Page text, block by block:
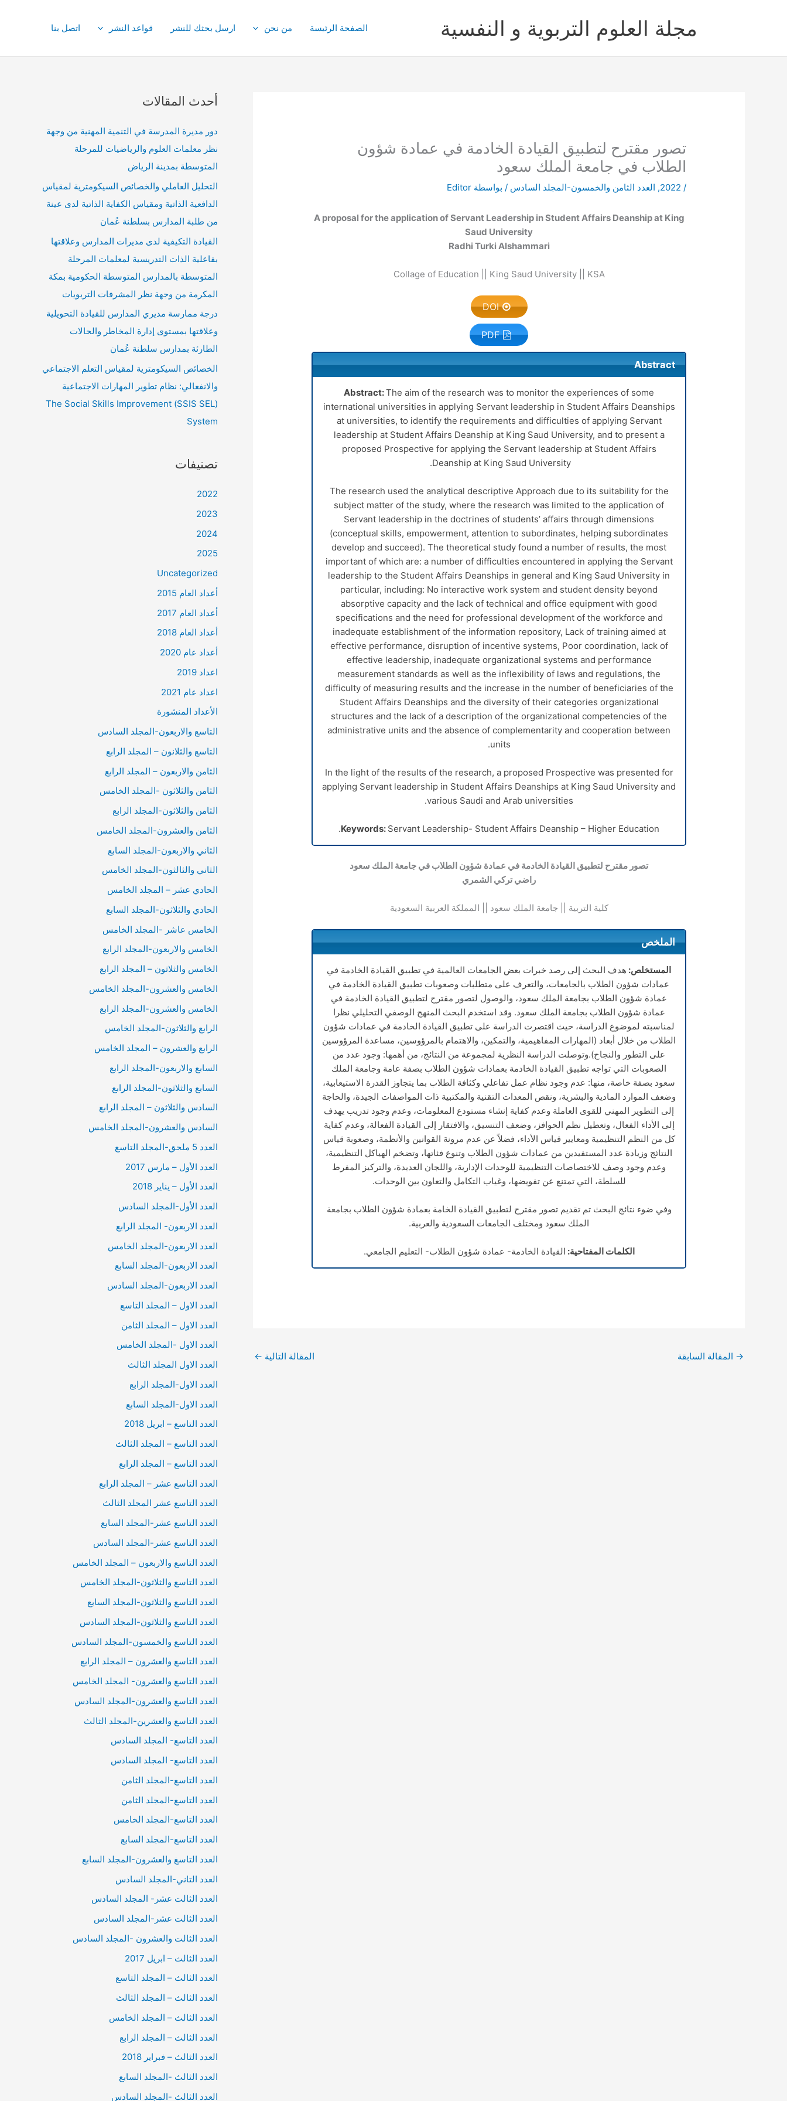
مجلة العلوم التربوية و النفسية الصفحة الرئيسة من نحن ارسل بحثك للنشر قواعد النشر اتصل بنا
تصور مقترح لتطبيق القيادة الخادمة في عمادة شؤون
الطلاب في جامعة الملك سعود
/
2022
, العدد الثامن والخمسون-المجلد السادس / بواسطة Editor
A proposal for the application of Servant Leadership in Student Affairs Deanship at King
Saud University
Radhi Turki Alshammari
Collage of Education || King Saud University || KSA
DOI
PDF
Abstract
Abstract:The aim of the research was to monitor the experiences of some
international universities in applying Servant leadership in Student Affairs Deanships
at universities, to identify the requirements and difficulties of applying Servant
leadership at Student Affairs Deanship at King Saud University, and to present a
proposed Prospective for applying the Servant leadership at Student Affairs
Deanship at King Saud University.
The research used the analytical descriptive Approach due to its suitability for the
subject matter of the study, where the research was limited to the application of
Servant leadership in the doctrines of students’ affairs through dimensions
(conceptual skills, empowerment, attention to subordinates, helping subordinates
develop and succeed). The theoretical study found a number of results, the most
important of which are: a number of difficulties encountered in applying the Servant
leadership to the Student Affairs Deanships in general and King Saud University in
particular, including: No interactive work system and student density beyond
absorptive capacity and the lack of technical and office equipment with good
specifications and the need for professional development of the workforce and
inadequate establishment of the information repository, Lack of training aimed at
effective performance, disruption of incentive systems, Poor coordination, lack of
effective leadership, inadequate organizational systems and performance
measurement standards as well as the inflexibility of laws and regulations, the
difficulty of measuring results and the increase in the number of beneficiaries of the
Student Affairs Deanships and the diversity of their categories organizational
structures and the lack of a description of the organizational competencies of the
administrative units and the absence of complementarity and cooperation between
units.
In the light of the results of the research, a proposed Prospective was presented for
applying Servant leadership in Student Affairs Deanships at King Saud University and
various Saudi and Arab universities.
Keywords: Servant Leadership- Student Affairs Deanship – Higher Education.
تصور مقترح لتطبيق القيادة الخادمة في عمادة شؤون الطلاب في جامعة الملك سعود
راضي تركي الشمري
كلية التربية || جامعة الملك سعود || المملكة العربية السعودية
الملخص
المستخلص: هدف البحث إلى رصد خبرات بعض الجامعات العالمية في تطبيق القيادة الخادمة في
عمادات شؤون الطلاب بالجامعات، والتعرف على متطلبات وصعوبات تطبيق القيادة الخادمة في
عمادة شؤون الطلاب بجامعة الملك سعود، والوصول لتصور مقترح لتطبيق القيادة الخادمة في
عمادة شؤون الطلاب بجامعة الملك سعود. وقد استخدم البحث المنهج الوصفي التحليلي نظرا
لمناسبته لموضوع الدراسة، حيث اقتصرت الدراسة على تطبيق القيادة الخادمة في عمادات شؤون
الطلاب من خلال أبعاد (المهارات المفاهيمية، والتمكين، والاهتمام بالمرؤوسين، مساعدة المرؤوسين
على التطور والنجاح).وتوصلت الدراسة النظرية لمجموعة من النتائج، من أهمها: وجود عدد من
الصعوبات التي تواجه تطبيق القيادة الخادمة بعمادات شؤون الطلاب بصفة عامة وجامعة الملك
سعود بصفة خاصة، منها: عدم وجود نظام عمل تفاعلي وكثافة الطلاب بما يتجاوز القدرة الاستيعابية،
وضعف الموارد المادية والبشرية، ونقص المعدات التقنية والمكتبية ذات المواصفات الجيدة، والحاجة
إلى التطوير المهني للقوى العاملة وعدم كفاية إنشاء مستودع المعلومات، وعدم وجود تدريب يهدف
إلى الأداء الفعال، وتعطيل نظم الحوافز، وضعف التنسيق، والافتقار إلى القيادة الفعالة، وعدم كفاية
كل من النظم التنظيمية ومعايير قياس الأداء، فضلاً عن عدم مرونة القوانين والأنظمة، وصعوبة قياس
النتائج وزيادة عدد المستفيدين من عمادات شؤون الطلاب وتنوع فئاتها، وتضخم الهياكل التنظيمية،
وعدم وجود وصف للاختصاصات التنظيمية للوحدات الإدارية، واللجان العديدة، والتركيز المفرط
للسلطة، التي تمتنع عن تفويضها، وغياب التكامل والتعاون بين الوحدات.
وفي ضوء نتائج البحث تم تقديم تصور مقترح لتطبيق القيادة الخامة بعمادة شؤون الطلاب بجامعة
الملك سعود ومختلف الجامعات السعودية والعربية.
الكلمات المفتاحية: القيادة الخادمة- عمادة شؤون الطلاب- التعليم الجامعي.
→ المقالة السابقة المقالة التالية ←
أحدث المقالات
دور مديرة المدرسة في التنمية المهنية من وجهة
نظر معلمات العلوم والرياضيات للمرحلة
المتوسطة بمدينة الرياض
التحليل العاملي والخصائص السيكومترية لمقياس
الدافعية الذاتية ومقياس الكفاية الذاتية لدى عينة
من طلبة المدارس بسلطنة عُمان
القيادة التكيفية لدى مديرات المدارس وعلاقتها
بفاعلية الذات التدريسية لمعلمات المرحلة
المتوسطة بالمدارس المتوسطة الحكومية بمكة
المكرمة من وجهة نظر المشرفات التربويات
درجة ممارسة مديري المدارس للقيادة التحويلية
وعلاقتها بمستوى إدارة المخاطر والحالات
الطارئة بمدارس سلطنة عُمان
الخصائص السيكومترية لمقياس التعلم الاجتماعي
والانفعالي: نظام تطوير المهارات الاجتماعية
(SSIS SEL) The Social Skills Improvement
System
تصنيفات
2022
2023
2024
2025
Uncategorized
أعداد العام 2015
أعداد العام 2017
أعداد العام 2018
أعداد عام 2020
اعداد 2019
اعداد عام 2021
الأعداد المنشورة
التاسع والاربعون-المجلد السادس
التاسع والثلانون – المجلد الرابع
الثامن والاربعون – المجلد الرابع
الثامن والثلاثون -المجلد الخامس
الثامن والثلاثون-المجلد الرابع
الثامن والعشرون-المجلد الخامس
الثاني والاربعون-المجلد السابع
الثاني والثالثون-المجلد الخامس
الحادي عشر – المجلد الخامس
الحادي والثلاثون-المجلد السابع
الخامس عاشر -المجلد الخامس
الخامس والاربعون-المجلد الرابع
الخامس والثلاثون – المجلد الرابع
الخامس والعشرون-المجلد الخامس
الخامس والعشرون-المجلد الرابع
الرابع والثلاثون-المجلد الخامس
الرابع والعشرون – المجلد الخامس
السابع والاربعون-المجلد الرابع
السابع والثلاثون-المجلد الرابع
السادس والثلاثون – المجلد الرابع
السادس والعشرون-المجلد الخامس
العدد 5 ملحق-المجلد التاسع
العدد الأول – مارس 2017
العدد الأول – يناير 2018
العدد الأول-المجلد السادس
العدد الاربعون- المجلد الرابع
العدد الاربعون-المجلد الخامس
العدد الاربعون-المجلد السابع
العدد الاربعون-المجلد السادس
العدد الاول – المجلد التاسع
العدد الاول – المجلد الثامن
العدد الاول -المجلد الخامس
العدد الاول المجلد الثالث
العدد الاول-المجلد الرابع
العدد الاول-المجلد السابع
العدد التاسع – ابريل 2018
العدد التاسع – المجلد الثالث
العدد التاسع – المجلد الرابع
العدد التاسع عشر – المجلد الرابع
العدد التاسع عشر المجلد الثالث
العدد التاسع عشر-المجلد السابع
العدد التاسع عشر-المجلد السادس
العدد التاسع والاربعون – المجلد الخامس
العدد التاسع والثلاثون-المجلد الخامس
العدد التاسع والثلاثون-المجلد السابع
العدد التاسع والثلاثون-المجلد السادس
العدد التاسع والخمسون-المجلد السادس
العدد التاسع والعشرون – المجلد الرابع
العدد التاسع والعشرون- المجلد الخامس
العدد التاسع والعشرون-المجلد السادس
العدد التاسع والعشرين-المجلد الثالث
العدد التاسع- المجلد السادس
العدد التاسع- المجلد السادس
العدد التاسع-المجلد الثامن
العدد التاسع-المجلد الثامن
العدد التاسع-المجلد الخامس
العدد التاسع-المجلد السابع
العدد التاسغ والعشرون-المجلد السابع
العدد التاني-المجلد السادس
العدد الثالت عشر- المجلد السادس
العدد الثالت عشر-المجلد السادس
العدد الثالت والعشرون -المجلد السادس
العدد الثالث – ابريل 2017
العدد الثالث – المجلد التاسع
العدد الثالث – المجلد الثالث
العدد الثالث – المجلد الخامس
العدد الثالث – المجلد الرابع
العدد الثالث – فبراير 2018
العدد الثالث -المجلد السابع
العدد الثالث -المجلد السادس